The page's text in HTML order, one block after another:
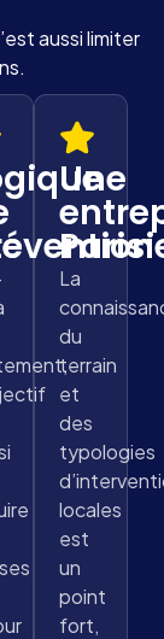
aussi limiter
Une
La
du
terrain
et
des
typologies
locales
est
un
point
fort,